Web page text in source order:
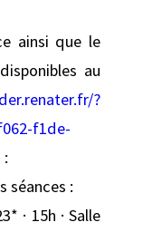
ainsi que le
au
?
f1de-
:
séances :
· 15h · Salle